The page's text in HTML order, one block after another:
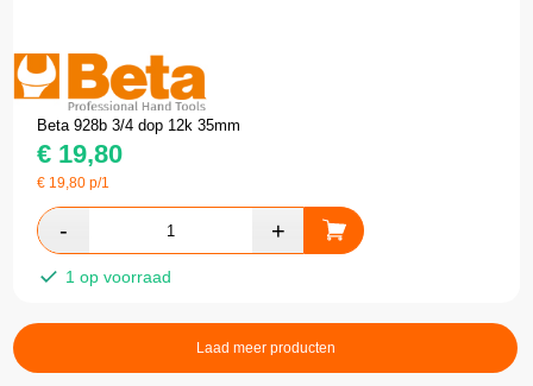
Beta 928b 3/4 dop 12k 35mm
€ 19,80
€ 19,80 p/1
1 op voorraad
Laad meer producten